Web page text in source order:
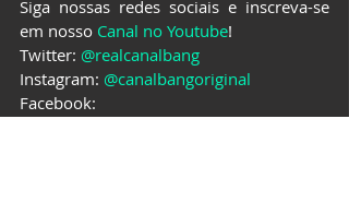
Siga nossas redes sociais e inscreva-se
em nosso Canal no Youtube!
Twitter: @realcanalbang
Instagram: @canalbangoriginal